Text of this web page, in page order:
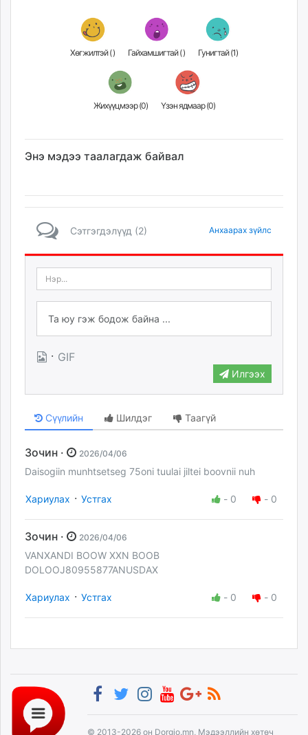
Хөгжилтэй () Гайхамшигтай () Гунигтай (1)
Жихүүцмээр (0) Үзэн ядмаар (0)
Энэ мэдээ таалагдаж байвал
Сэтгэгдэлүүд (2) Анхаарах зүйлс
· GIF
Илгээх
Сүүлийн Шилдэг Таагүй
Зочин · 2026/04/06
Daisogiin munhtsetseg 75oni tuulai jiltei boovnii nuh
Хариулах · Устгах - 0 - 0
Зочин · 2026/04/06
VANXANDI BOOW XXN BOOB
DOLOOJ80955877ANUSDAX
Хариулах · Устгах - 0 - 0
© 2013-2026 он Dorgio.mn, Мэдээллийн хөтөч